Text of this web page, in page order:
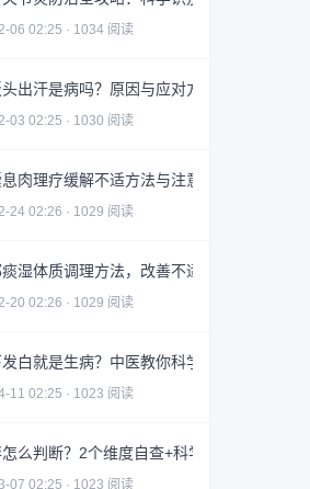
06 02:25 · 1034 阅读
出汗是病吗？原因与应对方法
03 02:25 · 1030 阅读
肉理疗缓解不适方法与注意事项
24 02:26 · 1029 阅读
湿体质调理方法，改善不适症状
20 02:26 · 1029 阅读
白就是生病？中医教你科学判断与调理全
11 02:25 · 1023 阅读
么判断？2个维度自查+科学调理指南
07 02:25 · 1023 阅读